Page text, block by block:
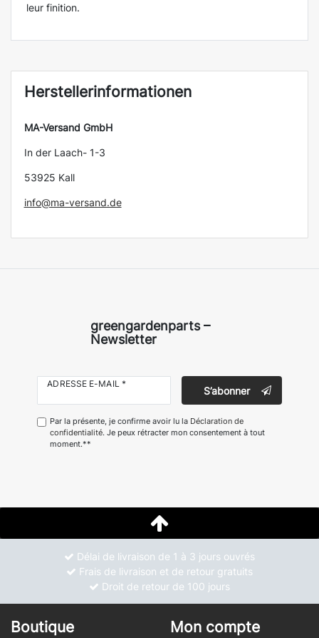
leur finition.
Herstellerinformationen
MA-Versand GmbH
In der Laach- 1-3
53925 Kall
info@ma-versand.de
greengardenparts –
Newsletter
ADRESSE E-MAIL *
S’abonner
Par la présente, je confirme avoir lu la Déclaration de
confidentialité. Je peux rétracter mon consentement à tout
moment.**
Délai de livraison de 1 à 3 jours ouvrés
Frais de livraison et de retour gratuits
Droit de retour de 100 jours
Boutique Mon compte